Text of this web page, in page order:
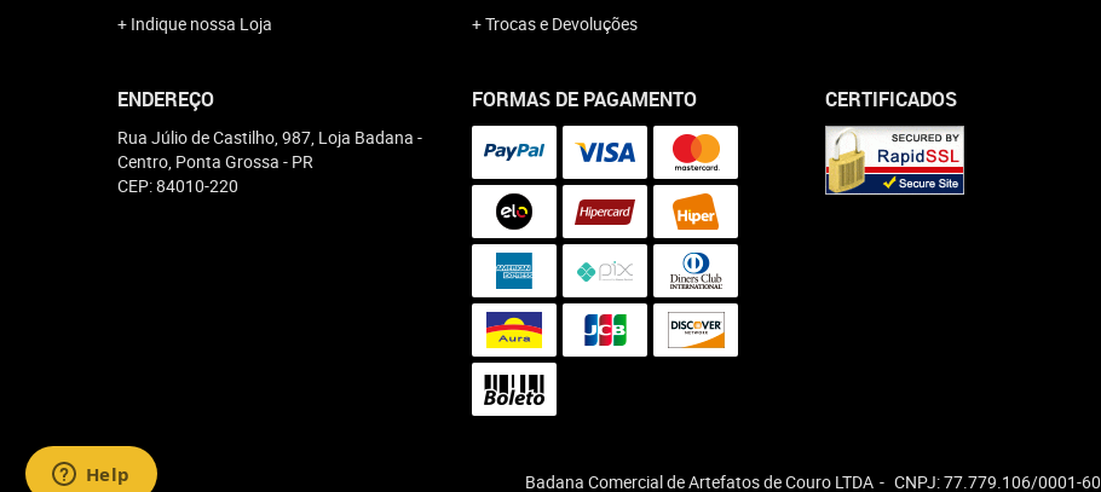
Indique nossa Loja
Trocas e Devoluções
ENDEREÇO
Rua Júlio de Castilho, 987, Loja Badana -
Centro, Ponta Grossa - PR
CEP: 84010-220
FORMAS DE PAGAMENTO CERTIFICADOS
Badana Comercial de Artefatos de Couro LTDA CNPJ: 77.779.106/0001-60